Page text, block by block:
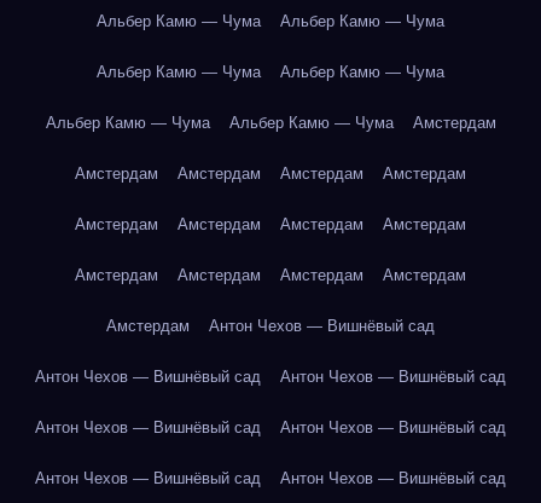
Альбер Камю — Чума Альбер Камю — Чума
Альбер Камю — Чума Альбер Камю — Чума
Альбер Камю — Чума Альбер Камю — Чума Амстердам
Амстердам Амстердам Амстердам Амстердам
Амстердам Амстердам Амстердам Амстердам
Амстердам Амстердам Амстердам Амстердам
Амстердам Антон Чехов — Вишнёвый сад
Антон Чехов — Вишнёвый сад Антон Чехов — Вишнёвый сад
Антон Чехов — Вишнёвый сад Антон Чехов — Вишнёвый сад
Антон Чехов — Вишнёвый сад Антон Чехов — Вишнёвый сад